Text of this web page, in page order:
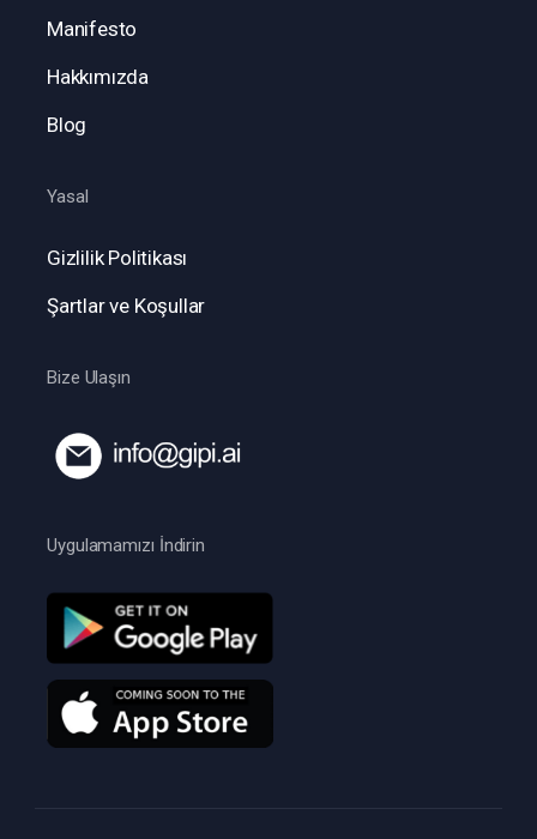
Manifesto
Hakkımızda
Blog
Yasal
Gizlilik Politikası
Şartlar ve Koşullar
Bize Ulaşın
Uygulamamızı İndirin